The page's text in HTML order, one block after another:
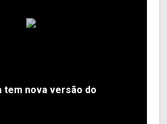
tem nova versão do